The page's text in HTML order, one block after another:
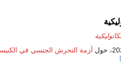
أزمة التحرش الجنسي في الكنيسة